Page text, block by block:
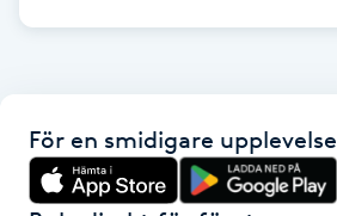
Japansk massage
För en smidigare upplevelse